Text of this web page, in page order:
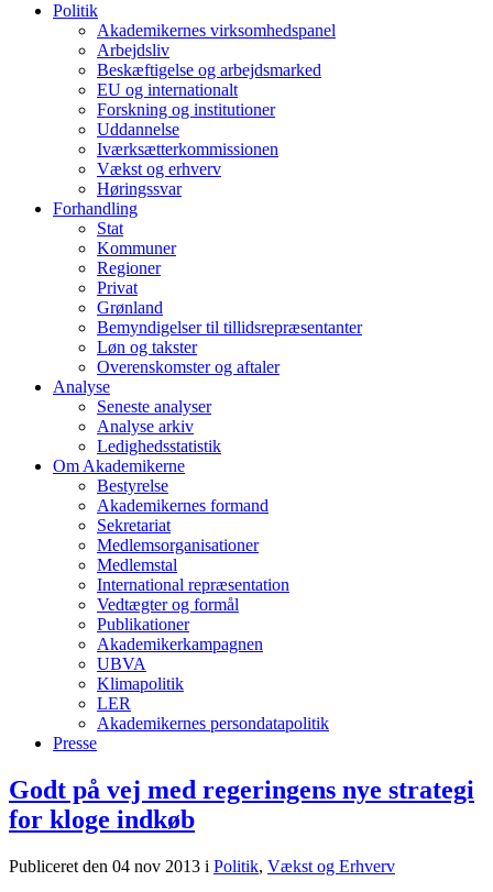
Politik
Akademikernes virksomhedspanel
Arbejdsliv
Beskæftigelse og arbejdsmarked
EU og internationalt
Forskning og institutioner
Uddannelse
Iværksætterkommissionen
Vækst og erhverv
Høringssvar
Forhandling
Stat
Kommuner
Regioner
Privat
Grønland
Bemyndigelser til tillidsrepræsentanter
Løn og takster
Overenskomster og aftaler
Analyse
Seneste analyser
Analyse arkiv
Ledighedsstatistik
Om Akademikerne
Bestyrelse
Akademikernes formand
Sekretariat
Medlemsorganisationer
Medlemstal
International repræsentation
Vedtægter og formål
Publikationer
Akademikerkampagnen
UBVA
Klimapolitik
LER
Akademikernes persondatapolitik
Presse
Godt på vej med regeringens nye strategi
for kloge indkøb
Publiceret den 04 nov 2013 i Politik, Vækst og Erhverv